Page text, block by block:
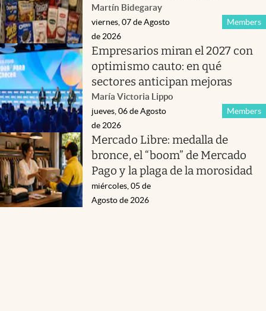
Martín Bidegaray
Members
viernes, 07 de Agosto
de 2026
Empresarios miran el 2027 con
optimismo cauto: en qué
sectores anticipan mejoras
María Victoria Lippo
Members
jueves, 06 de Agosto
de 2026
Mercado Libre: medalla de
bronce, el “boom” de Mercado
Pago y la plaga de la morosidad
miércoles, 05 de
Agosto de 2026